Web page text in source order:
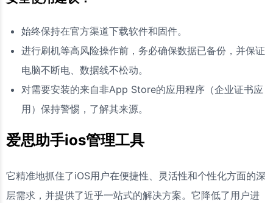
始终保持在官方渠道下载软件和固件。
进行刷机等高风险操作前，务必确保数据已备份，并保证
电脑不断电、数据线不松动。
对需要安装的来自非App Store的应用程序（企业证书应
用）保持警惕，了解其来源。
爱思助手ios管理工具
它精准地抓住了iOS用户在便捷性、灵活性和个性化方面的深
层需求，并提供了近乎一站式的解决方案。它降低了用户进